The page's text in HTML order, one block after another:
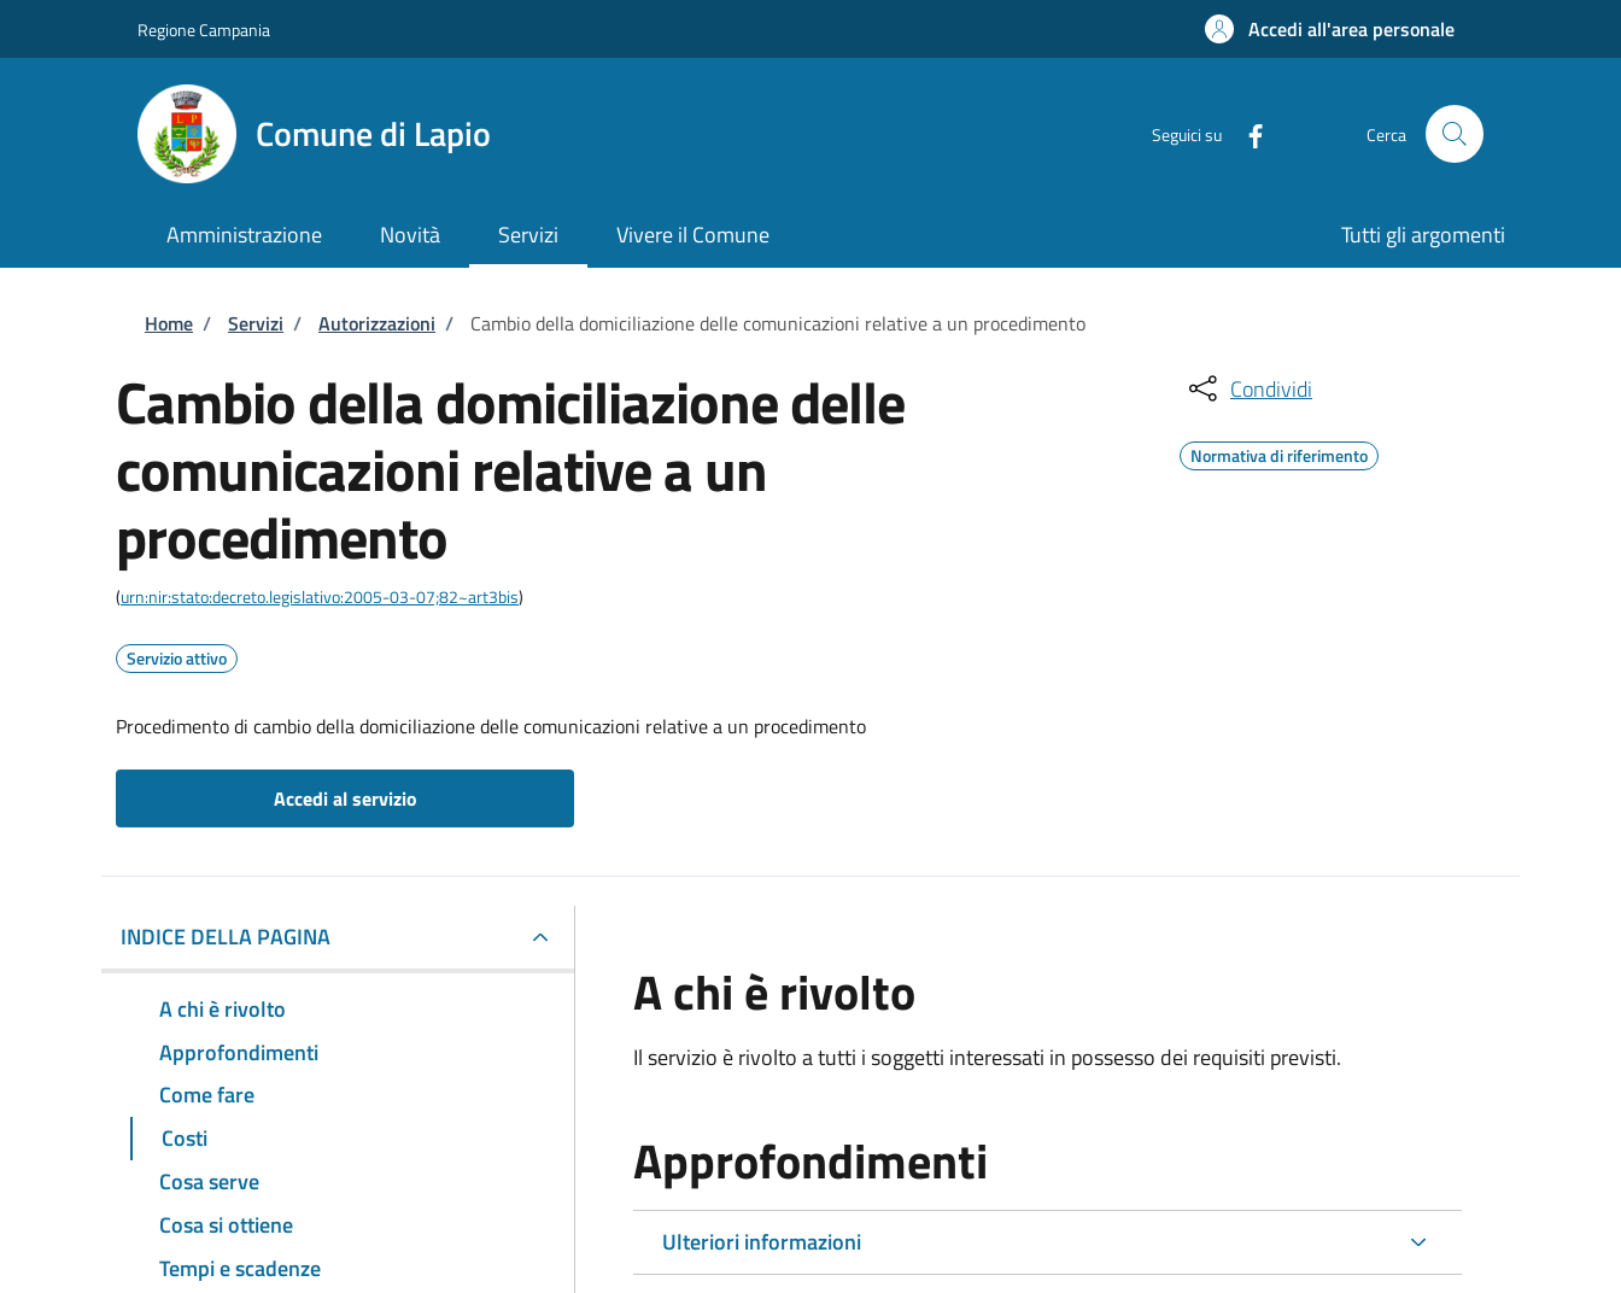
Regione Campania Accedi all'area personale
Comune di Lapio Seguici su Cerca
Amministrazione Novità Servizi Vivere il Comune Tutti gli argomenti
Briciole di pane
Home / Servizi / Autorizzazioni / Cambio della domiciliazione delle comunicazioni relative a un procedimento
Cambio della domiciliazione delle
comunicazioni relative a un
procedimento
(urn:nir:stato:decreto.legislativo:2005-03-07;82~art3bis)
Servizio attivo
Procedimento di cambio della domiciliazione delle comunicazioni relative a un procedimento
Accedi al servizio
Condividi
Normativa di riferimento
INDICE DELLA PAGINA
A chi è rivolto
Approfondimenti
Come fare
Costi
Cosa serve
Cosa si ottiene
Tempi e scadenze
A chi è rivolto
Il servizio è rivolto a tutti i soggetti interessati in possesso dei requisiti previsti.
Approfondimenti
Ulteriori informazioni